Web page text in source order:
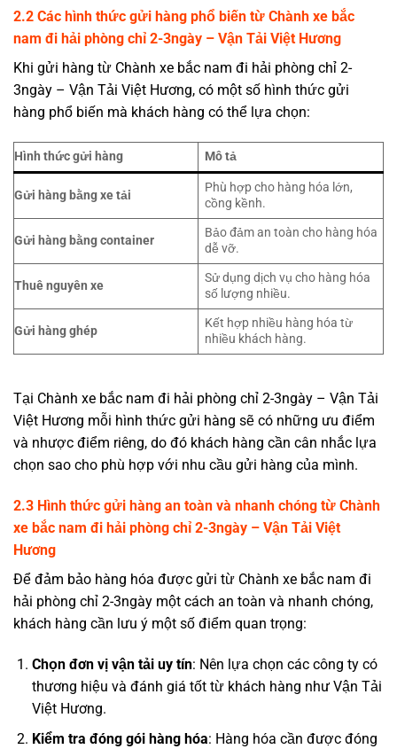
2.2 Các hình thức gửi hàng phổ biến từ Chành xe bắc
nam đi hải phòng chỉ 2-3ngày – Vận Tải Việt Hương
Khi gửi hàng từ Chành xe bắc nam đi hải phòng chỉ 2-
3ngày – Vận Tải Việt Hương, có một số hình thức gửi
hàng phổ biến mà khách hàng có thể lựa chọn:
Hình thức gửi hàng Mô tả
Gửi hàng bằng xe tải
Phù hợp cho hàng hóa lớn,
cồng kềnh.
Gửi hàng bằng container
Bảo đảm an toàn cho hàng hóa
dễ vỡ.
Thuê nguyên xe
Sử dụng dịch vụ cho hàng hóa
số lượng nhiều.
Gửi hàng ghép
Kết hợp nhiều hàng hóa từ
nhiều khách hàng.
Tại Chành xe bắc nam đi hải phòng chỉ 2-3ngày – Vận Tải
Việt Hương mỗi hình thức gửi hàng sẽ có những ưu điểm
và nhược điểm riêng, do đó khách hàng cần cân nhắc lựa
chọn sao cho phù hợp với nhu cầu gửi hàng của mình.
2.3 Hình thức gửi hàng an toàn và nhanh chóng từ Chành
xe bắc nam đi hải phòng chỉ 2-3ngày – Vận Tải Việt
Hương
Để đảm bảo hàng hóa được gửi từ Chành xe bắc nam đi
hải phòng chỉ 2-3ngày một cách an toàn và nhanh chóng,
khách hàng cần lưu ý một số điểm quan trọng:
Chọn đơn vị vận tải uy tín: Nên lựa chọn các công ty có
thương hiệu và đánh giá tốt từ khách hàng như Vận Tải
Việt Hương.
Kiểm tra đóng gói hàng hóa: Hàng hóa cần được đóng